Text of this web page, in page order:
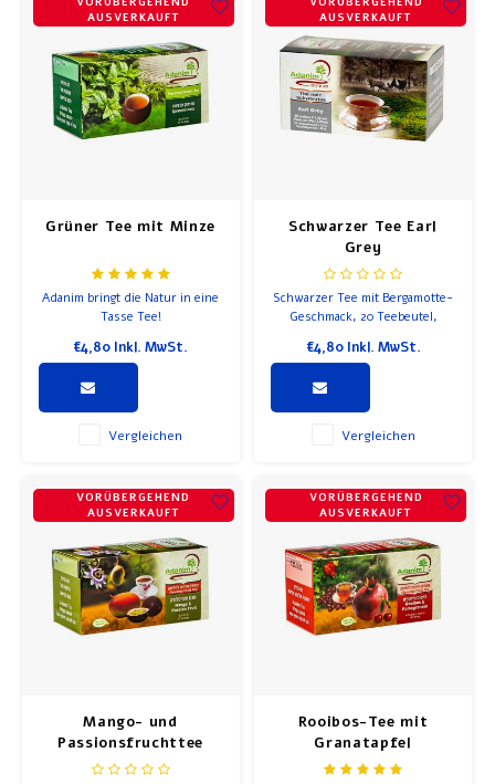
AUSVERKAUFT
Grüner Tee mit Minze
Adanim bringt die Natur in eine
Tasse Tee!
€4,80 Inkl. MwSt.
Vergleichen
AUSVERKAUFT
Schwarzer Tee Earl
Grey
Schwarzer Tee mit Bergamotte-
Geschmack, 20 Teebeutel,
chemischen Pestizide oder
Düngemittel, daher ist der
Geruch und Geschmack optimal.
€4,80Inkl. MwSt.
Vergleichen
VORÜBERGEHEND
AUSVERKAUFT
Mango- und
Passionsfruchttee
VORÜBERGEHEND
AUSVERKAUFT
Rooibos-Tee mit
Granatapfel